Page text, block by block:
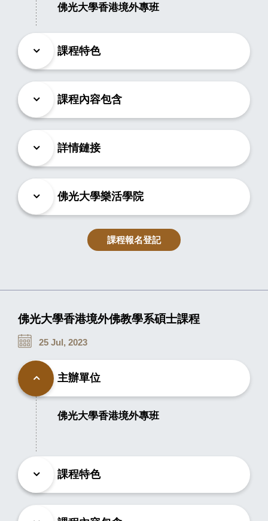
佛光大學香港境外專班
課程特色
課程內容包含
詳情鏈接
佛光大學樂活學院
課程報名登記
佛光大學香港境外佛教學系碩士課程
25 Jul, 2023
主辦單位
佛光大學香港境外專班
課程特色